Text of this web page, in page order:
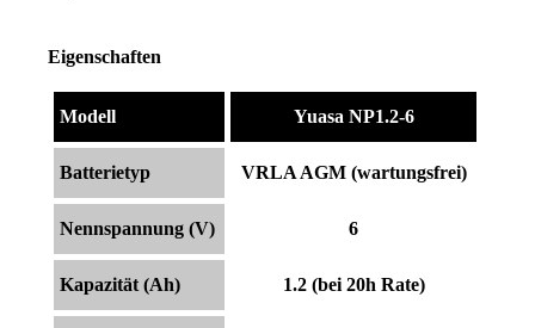
Eigenschaften
Modell Yuasa NP1.2-6
Batterietyp VRLA AGM (wartungsfrei)
Nennspannung (V) 6
Kapazität (Ah) 1.2 (bei 20h Rate)